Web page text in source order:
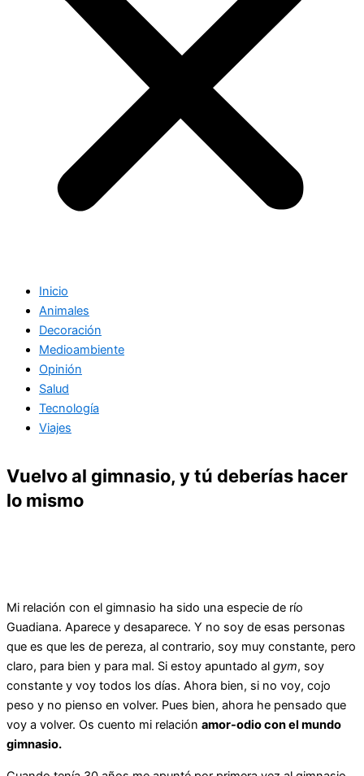
Inicio
Animales
Decoración
Medioambiente
Opinión
Salud
Tecnología
Viajes
Vuelvo al gimnasio, y tú deberías hacer
lo mismo
Mi relación con el gimnasio ha sido una especie de río
Guadiana. Aparece y desaparece. Y no soy de esas personas
que es que les de pereza, al contrario, soy muy constante, pero
claro, para bien y para mal. Si estoy apuntado al gym, soy
constante y voy todos los días. Ahora bien, si no voy, cojo
peso y no pienso en volver. Pues bien, ahora he pensado que
voy a volver. Os cuento mi relación amor-odio con el mundo
gimnasio.